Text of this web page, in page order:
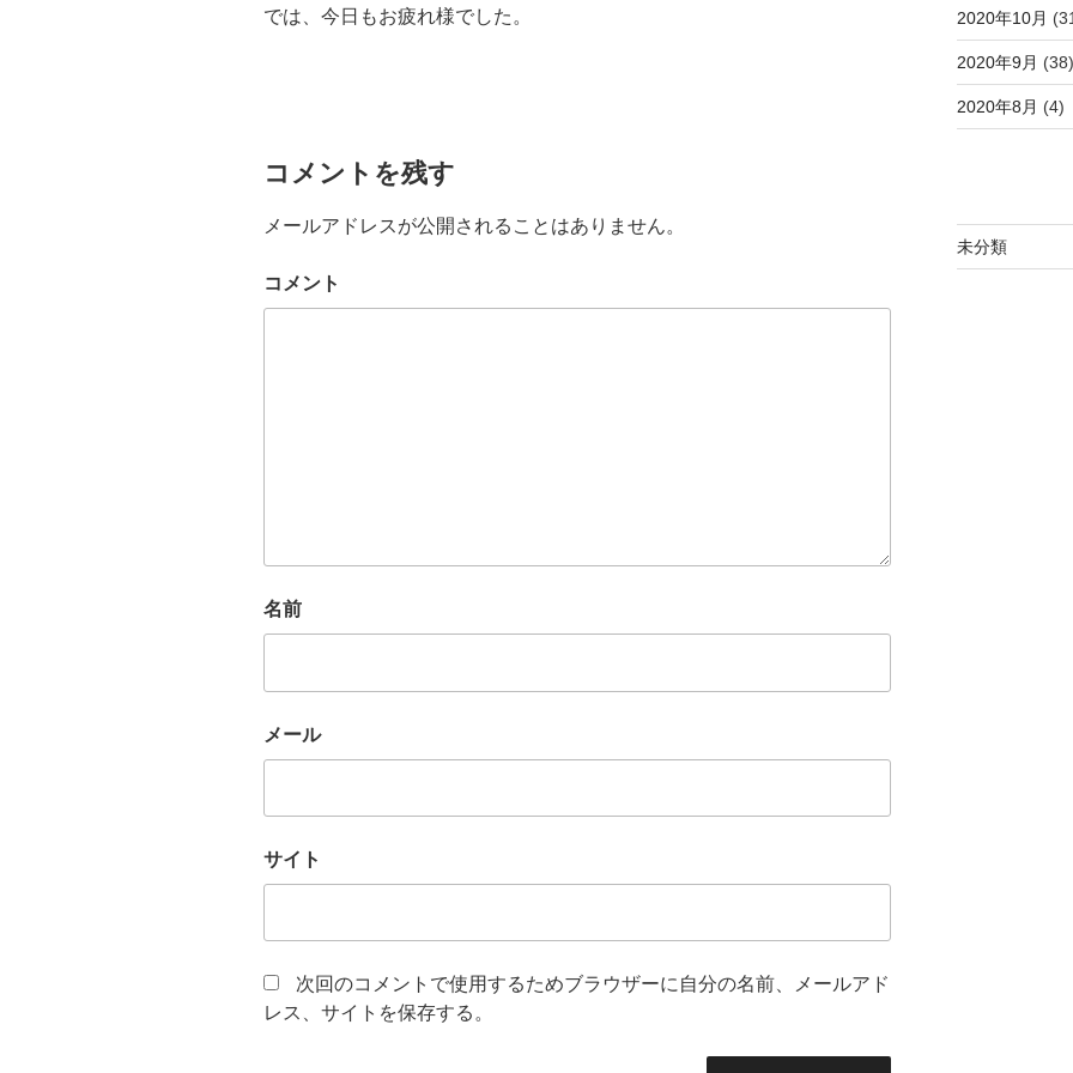
では、今日もお疲れ様でした。
コメントを残す
メールアドレスが公開されることはありません。
コメント
名前
メール
サイト
次回のコメントで使用するためブラウザーに自分の名前、メールアド
レス、サイトを保存する。
2020年10月
2020年9月 (38)
2020年8月 (4)
未分類